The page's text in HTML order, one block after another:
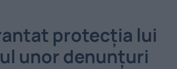
protecția lui
unor denunțuri